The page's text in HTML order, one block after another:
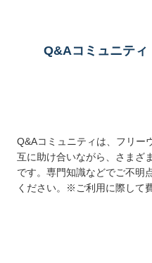
Q&Aコミュニティ
Q&Aコミュニティは、フリー
互に助け合いながら、さまざ
です。専門知識などでご不明
ください。※ご利用に際して